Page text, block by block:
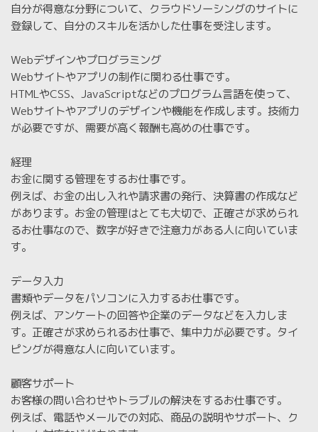
自分が得意な分野について、クラウドソーシングのサイトに
登録して、自分のスキルを活かした仕事を受注します。
Webデザインやプログラミング
Webサイトやアプリの制作に関わる仕事です。
HTMLやCSS、JavaScriptなどのプログラム言語を使って、
Webサイトやアプリのデザインや機能を作成します。技術力
が必要ですが、需要が高く報酬も高めの仕事です。
経理
お金に関する管理をするお仕事です。
例えば、お金の出し入れや請求書の発行、決算書の作成など
があります。お金の管理はとても大切で、正確さが求められ
るお仕事なので、数字が好きで注意力がある人に向いていま
す。
データ入力
書類やデータをパソコンに入力するお仕事です。
例えば、アンケートの回答や企業のデータなどを入力しま
す。正確さが求められるお仕事で、集中力が必要です。タイ
ピングが得意な人に向いています。
顧客サポート
お客様の問い合わせやトラブルの解決をするお仕事です。
例えば、電話やメールでの対応、商品の説明やサポート、ク